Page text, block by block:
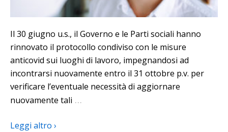
Il 30 giugno u.s., il Governo e le Parti sociali hanno
rinnovato il protocollo condiviso con le misure
anticovid sui luoghi di lavoro, impegnandosi ad
incontrarsi nuovamente entro il 31 ottobre p.v. per
verificare l’eventuale necessità di aggiornare
nuovamente tali …
Leggi altro ›